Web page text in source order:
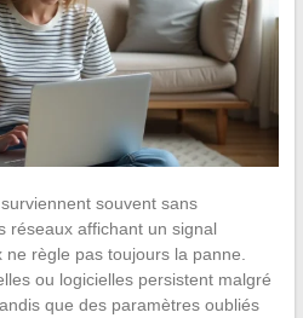
souvent sans
réseaux affichant un signal
règle pas toujours la panne.
ou logicielles persistent malgré
que des paramètres oubliés